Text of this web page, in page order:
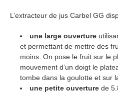
L’extracteur de jus Carbel GG
une large ouverture
et permettant de mettre des
moins. On pose le fruit sur le
mouvement d’un doigt le
tombe dans la goulotte et sur
une petite ouverture de